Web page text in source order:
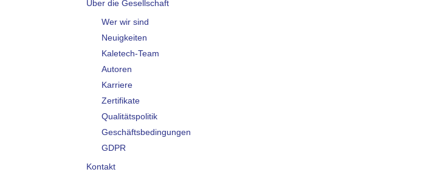
Über die Gesellschaft
Wer wir sind
Neuigkeiten
Kaletech-Team
Autoren
Karriere
Zertifikate
Qualitätspolitik
Geschäftsbedingungen
GDPR
Kontakt